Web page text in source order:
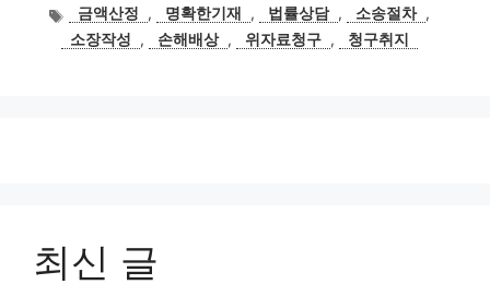
태
그
금액산정 , 명확한기재 , 법률상담 , 소송절차 ,
소장작성
, 손해배상 , 위자료청구 , 청구취지
최신 글